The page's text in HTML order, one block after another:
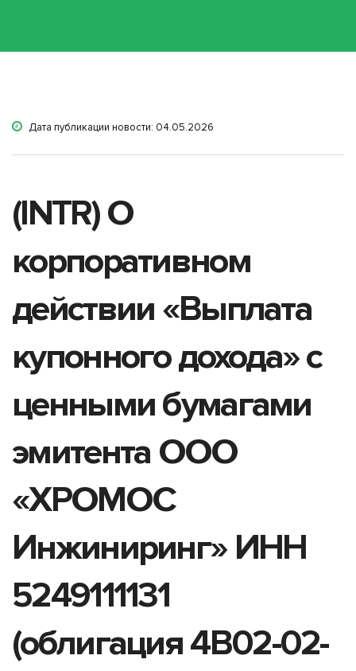
Дата публикации новости: 04.05.2026
(INTR) О
корпоративном
действии «Выплата
купонного дохода» с
ценными бумагами
эмитента ООО
«ХРОМОС
Инжиниринг» ИНН
5249111131
(облигация 4B02-02-